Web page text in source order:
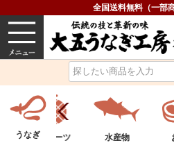
全国送料無料（一部
うなぎ 内祝い
うなぎフルーツ 水産物